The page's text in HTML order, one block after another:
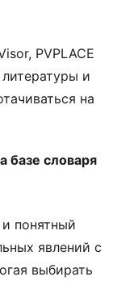
PVPLACE
и
на
базе словаря
понятный
явлений с
выбирать